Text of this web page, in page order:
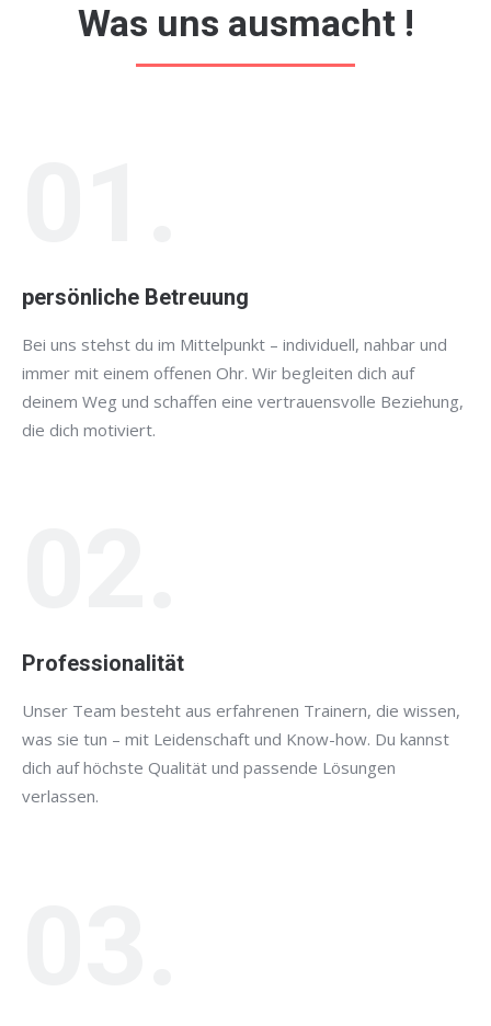
Was uns ausmacht !
persönliche Betreuung
Bei uns stehst du im Mittelpunkt – individuell, nahbar und
immer mit einem offenen Ohr. Wir begleiten dich auf
deinem Weg und schaffen eine vertrauensvolle Beziehung,
die dich motiviert.
Professionalität
Unser Team besteht aus erfahrenen Trainern, die wissen,
was sie tun – mit Leidenschaft und Know-how. Du kannst
dich auf höchste Qualität und passende Lösungen
verlassen.